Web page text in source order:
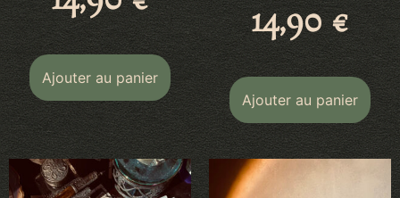
Ajouter au panier
14,90€
Ajouter au panier